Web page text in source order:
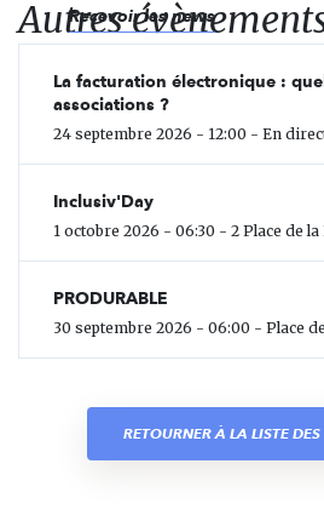
Recevoir les news
Autres
La facturation électronique :
associations ?
24 septembre 2026 - 12:00 - En
Inclusiv'Day
1 octobre 2026 - 06:30 - 2 Place de
PRODURABLE
30 septembre 2026 - 06:00 - Place
RETOURNER À LA LISTE